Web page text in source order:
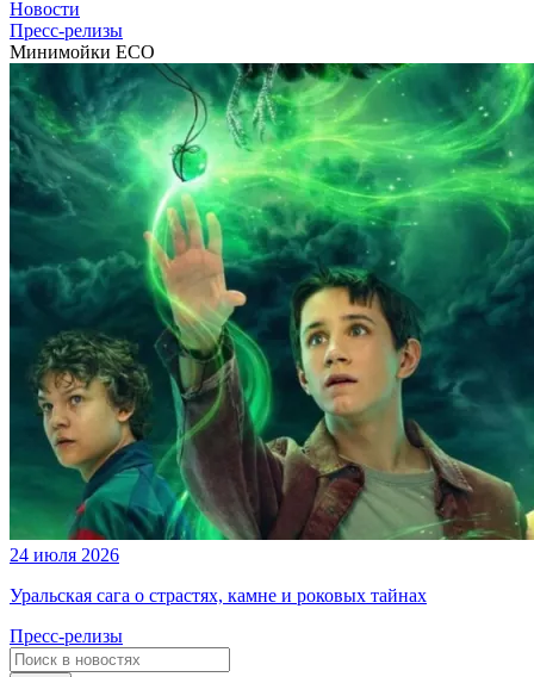
Новости
Пресс-релизы
Минимойки ECO
24 июля 2026
Уральская сага о страстях, камне и роковых тайнах
Пресс-релизы